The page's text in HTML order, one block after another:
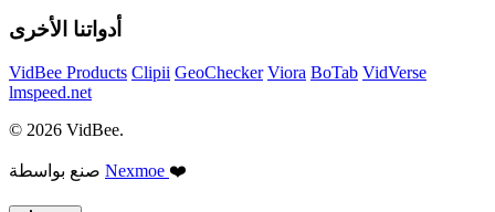
أدواتنا الأخرى
VidBee Products Clipii GeoChecker Viora BoTab VidVerse
lmspeed.net
© 2026 VidBee.
Nexmoe ❤️